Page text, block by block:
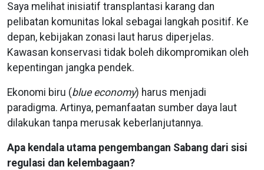
Saya melihat inisiatif transplantasi karang dan
pelibatan komunitas lokal sebagai langkah positif. Ke
depan, kebijakan zonasi laut harus diperjelas.
Kawasan konservasi tidak boleh dikompromikan oleh
kepentingan jangka pendek.
Ekonomi biru (blue economy) harus menjadi
paradigma. Artinya, pemanfaatan sumber daya laut
dilakukan tanpa merusak keberlanjutannya.
Apa kendala utama pengembangan Sabang dari sisi
regulasi dan kelembagaan?